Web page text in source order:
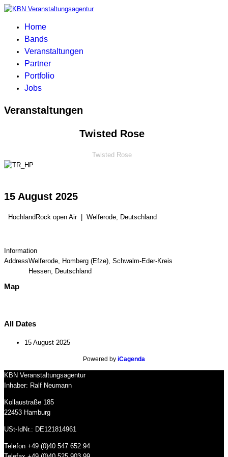
Home
Bands
Veranstaltungen
Partner
Portfolio
Jobs
Veranstaltungen
Twisted Rose
Twisted Rose
15 August 2025
HochlandRock open Air Welferode, Deutschland
Information
AddressWelferode, Homberg (Efze), Schwalm-Eder-Kreis
Hessen, Deutschland
Map
All Dates
15 August 2025
Powered by iCagenda
KBN Veranstaltungsagentur
Inhaber: Ralf Neumann
Kollaustraße 185
22453 Hamburg
USt-IdNr.: DE121814961
Telefon +49 (0)40 547 652 94